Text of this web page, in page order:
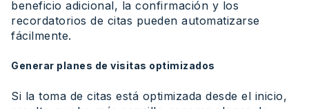
beneficio adicional, la confirmación y los
recordatorios de citas pueden automatizarse
fácilmente.
Generar planes de visitas optimizados
Si la toma de citas está optimizada desde el inicio,